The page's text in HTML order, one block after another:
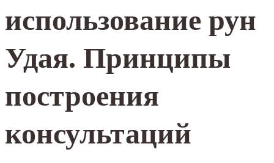
использование рун
Удая. Принципы
построения
консультаций